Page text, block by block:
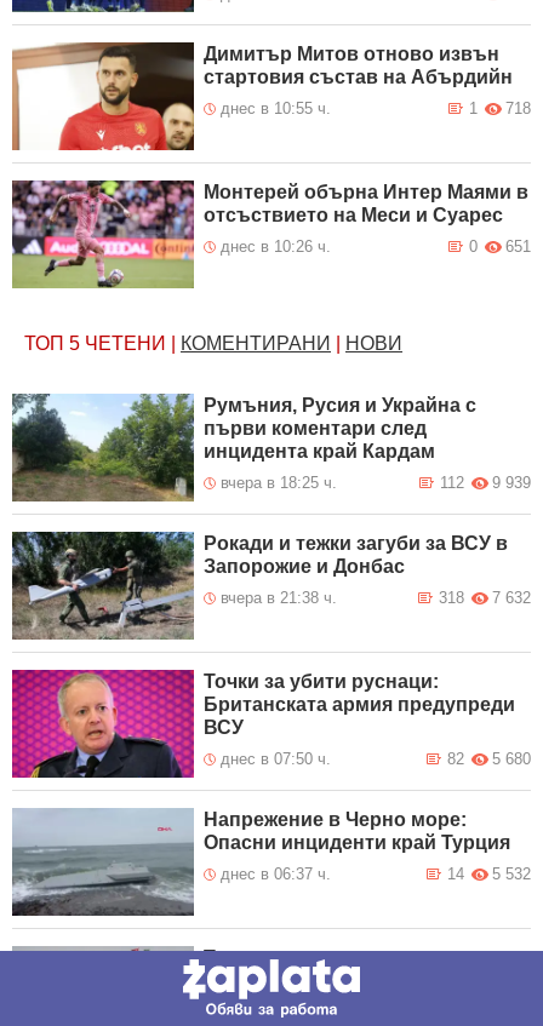
Димитър Митов отново извън
стартовия състав на Абърдийн
днес в 10:55 ч. 718
1
Монтерей обърна Интер Маями в
отсъствието на Меси и Суарес
днес в 10:26 ч. 651
0
ТОП 5 ЧЕТЕНИ КОМЕНТИРАНИ НОВИ
Румъния, Русия и Украйна с
първи коментари след
инцидента край Кардам
вчера в 18:25 ч. 9 939
112
Рокади и тежки загуби за ВСУ в
Запорожие и Донбас
вчера в 21:38 ч. 7 632
318
Точки за убити руснаци:
Британската армия предупреди
ВСУ
днес в 07:50 ч. 5 680
82
Напрежение в Черно море:
Опасни инциденти край Турция
днес в 06:37 ч. 5 532
14
Турция иска към
новосъздадения отбранителен
пакт с Пакистан и Саудитска